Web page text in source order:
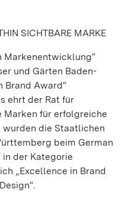
SICHTBARE MARKE
Markenentwicklung“
und Gärten Baden-
Brand Award“
ehrt der Rat für
Marken für erfolgreiche
die Staatlichen
beim German
in der Kategorie
„Excellence in Brand